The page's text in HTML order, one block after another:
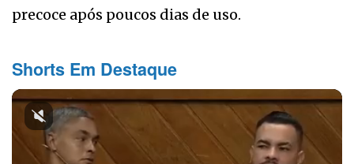
precoce após poucos dias de uso.
Shorts Em Destaque